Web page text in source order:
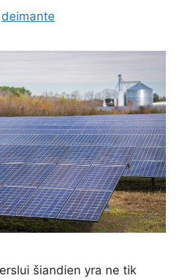
deimante
šiandien yra ne tik